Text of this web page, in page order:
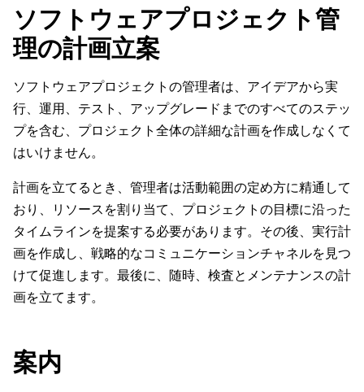
ソフトウェアプロジェクト管
理の計画立案
ソフトウェアプロジェクトの管理者は、アイデアから実
行、運用、テスト、アップグレードまでのすべてのステッ
プを含む、プロジェクト全体の詳細な計画を作成しなくて
はいけません。
計画を立てるとき、管理者は活動範囲の定め方に精通して
おり、リソースを割り当て、プロジェクトの目標に沿った
タイムラインを提案する必要があります。その後、実行計
画を作成し、戦略的なコミュニケーションチャネルを見つ
けて促進します。最後に、随時、検査とメンテナンスの計
画を立てます。
案内